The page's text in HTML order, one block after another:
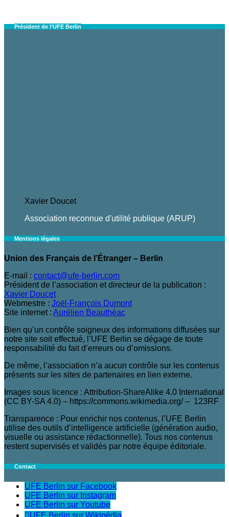
Président de l’UFE Berlin
Xavier Doucet
Association reconnue d'utilité publique (ARUP)
Mentions légales
Union des Français de l’Étranger – Berlin
E-mail : contact@ufe-berlin.com
Président de l’association et directeur de la publication :
Xavier Doucet
Webmestre : Joël-François Dumont
Site internet : Aurélien Beauthéac
Bien qu’un contrôle soigneux des informations diffusées sur
notre site soit effectué, l’UFE Berlin se dégage de toute
responsabilité du fait d’erreurs ou d’omissions.
De même, l’association n’a aucun contrôle sur les contenus
présents sur les sites de partenaires en lien externe.
Images sous licence : Attribution-ShareAlike 4.0 International
(CC BY-SA 4.0) – https://commons.wikimedia.org/ – 123RF
Transparence : Pour enrichir nos contenus, l’UFE Berlin
utilise des outils d’intelligence artificielle (génération audio,
visuelle ou assistance rédactionnelle). Tous nos contenus
restent supervisés et validés par notre équipe éditoriale.
Contact
UFE Berlin sur Facebook
UFE Berlin sur Instagram
UFE Berlin sur Youtube